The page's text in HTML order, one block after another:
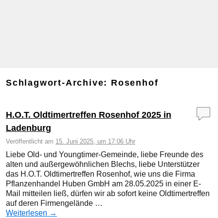
Schlagwort-Archive: Rosenhof
H.O.T. Oldtimertreffen Rosenhof 2025 in
Ladenburg
Veröffentlicht am 15. Juni 2025, um 17:06 Uhr
Liebe Old- und Youngtimer-Gemeinde, liebe Freunde des
alten und außergewöhnlichen Blechs, liebe Unterstützer
das H.O.T. Oldtimertreffen Rosenhof, wie uns die Firma
Pflanzenhandel Huben GmbH am 28.05.2025 in einer E-
Mail mitteilen ließ, dürfen wir ab sofort keine Oldtimertreffen
auf deren Firmengelände …
Weiterlesen →